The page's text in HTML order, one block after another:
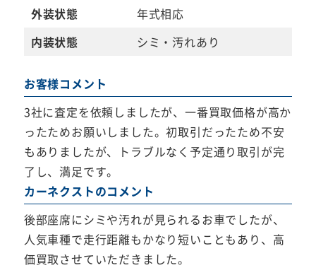
外装状態
年式相応
内装状態
シミ・汚れあり
お客様コメント
3社に査定を依頼しましたが、一番買取価格が高か
ったためお願いしました。初取引だったため不安
もありましたが、トラブルなく予定通り取引が完
了し、満足です。
カーネクストのコメント
後部座席にシミや汚れが見られるお車でしたが、
人気車種で走行距離もかなり短いこともあり、高
価買取させていただきました。